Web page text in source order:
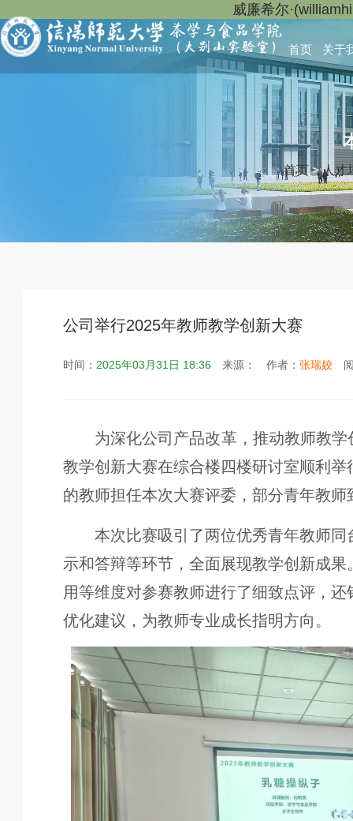
威廉希尔
首页 关于
首页>人才
公司举行2025年教师教学创新大赛
时间： 2025年03月31日 18:36 来源： 作者： 张瑞姣阅
为深化公司产品改革，推动教师教
教学创新大赛在综合楼四楼研讨室顺利
的教师担任本次大赛评委，部分青年教师
本次比赛吸引了两位优秀青年教师
示和答辩等环节，全面展现教学创新成
用等维度对参赛教师进行了细致点评，
优化建议，为教师专业成长指明方向。